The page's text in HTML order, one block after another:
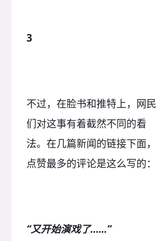
3
不过，在脸书和推特上，网民
们对这事有着截然不同的看
法。在几篇新闻的链接下面，
点赞最多的评论是这么写的：
“又开始演戏了……”